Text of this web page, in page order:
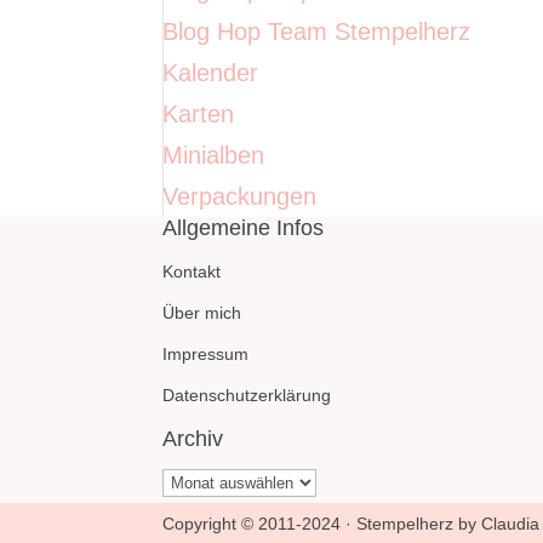
Blog Hop Team Stempelherz
Kalender
Karten
Minialben
Verpackungen
Allgemeine Infos
Kontakt
Über mich
Impressum
Datenschutzerklärung
Archiv
Archiv
Copyright © 2011-2024 · Stempelherz by